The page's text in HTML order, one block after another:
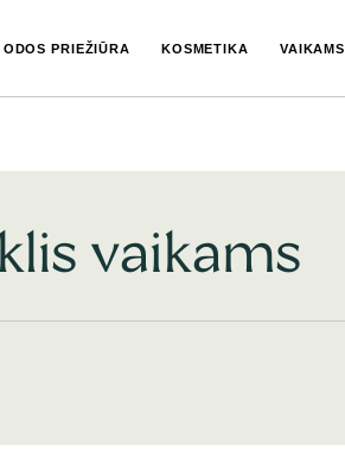
ODOS PRIEŽIŪRA KOSMETIKA VAIKAMS
vaikams